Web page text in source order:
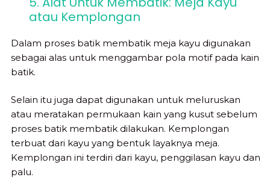
atau Kemplongan
Dalam proses batik membatik meja kayu digunakan
sebagai alas untuk menggambar pola motif pada kain
batik.
Selain itu juga dapat digunakan untuk meluruskan
atau meratakan permukaan kain yang kusut sebelum
proses batik membatik dilakukan. Kemplongan
terbuat dari kayu yang bentuk layaknya meja.
Kemplongan ini terdiri dari kayu, penggilasan kayu dan
palu.